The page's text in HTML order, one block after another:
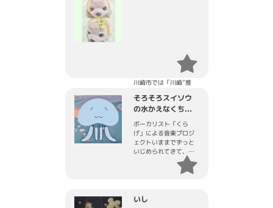
海外進出も果たした
・2024年、活動拠点の
川崎市では「川崎”推
企画」で1位を獲得
・2025年、大阪関西万
博で開催されたイベン
トに出演
・麻生区内の幼稚園、
保育園、小学校にてミ
ニコンサートを開催
・川崎市内の高校にて
ライブを交えたSNS対
そろそろスイソウ
の水かえなくち...
ボーカリスト「くら
げ」による音楽プロジ
ェクトいままでずっと
いじめられてきて、家
にも居場所がなかっ
た。こんなボクでも歌
大事にして、友達を作
いし